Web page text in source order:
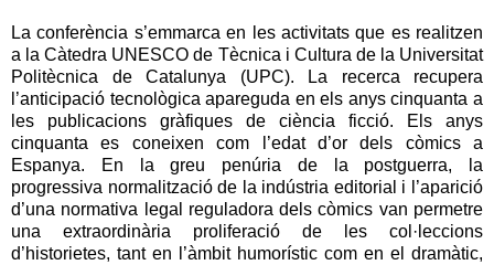
La conferència s’emmarca en les activitats que es realitzen
a la Càtedra UNESCO de Tècnica i Cultura de la Universitat
Politècnica de Catalunya (UPC). La recerca recupera
l’anticipació tecnològica apareguda en els anys cinquanta a
les publicacions gràfiques de ciència ficció. Els anys
cinquanta es coneixen com l’edat d’or dels còmics a
Espanya. En la greu penúria de la postguerra, la
progressiva normalització de la indústria editorial i l’aparició
d’una normativa legal reguladora dels còmics van permetre
una extraordinària proliferació de les col·leccions
d’historietes, tant en l’àmbit humorístic com en el dramàtic,